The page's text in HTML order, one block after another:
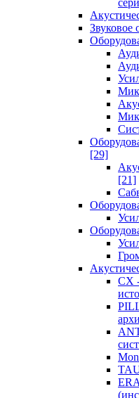
Звуковое
[29]
[21]
CX